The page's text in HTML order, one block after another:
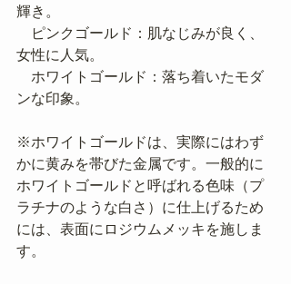
輝き。
ピンクゴールド：肌なじみが良く、
女性に人気。
ホワイトゴールド：落ち着いたモダ
ンな印象。
※ホワイトゴールドは、実際にはわず
かに黄みを帯びた金属です。一般的に
ホワイトゴールドと呼ばれる色味（プ
ラチナのような白さ）に仕上げるため
には、表面にロジウムメッキを施しま
す。